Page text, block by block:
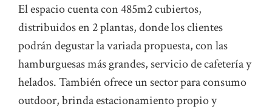
El espacio cuenta con 485m2 cubiertos,
distribuidos en 2 plantas, donde los clientes
podrán degustar la variada propuesta, con las
hamburguesas más grandes, servicio de cafetería y
helados. También ofrece un sector para consumo
outdoor, brinda estacionamiento propio y